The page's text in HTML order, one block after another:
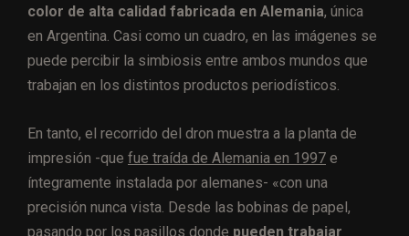
color de alta calidad fabricada en Alemania, única
en Argentina. Casi como un cuadro, en las imágenes se
puede percibir la simbiosis entre ambos mundos que
trabajan en los distintos productos periodísticos.
En tanto, el recorrido del dron muestra a la planta de
impresión -que fue traída de Alemania en 1997 e
íntegramente instalada por alemanes- «con una
precisión nunca vista. Desde las bobinas de papel,
pasando por los pasillos donde pueden trabajar